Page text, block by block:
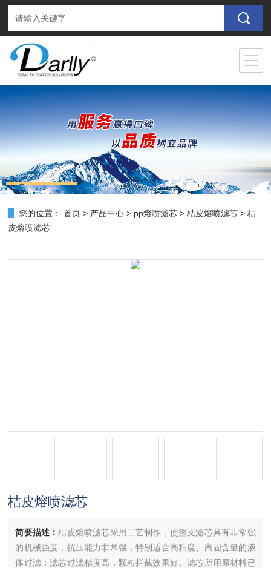
您的位置： 首页 > 产品中心 > pp熔喷滤芯 >桔皮熔喷滤芯 > 桔
皮熔喷滤芯
桔皮熔喷滤芯
简要描述：桔皮熔喷滤芯采用工艺制作，使整支滤芯具有非常强
的机械强度，抗压能力非常强，特别适合高粘度、高固含量的液
体过滤；滤芯过滤精度高，颗粒拦截效果好。滤芯所用原材料已